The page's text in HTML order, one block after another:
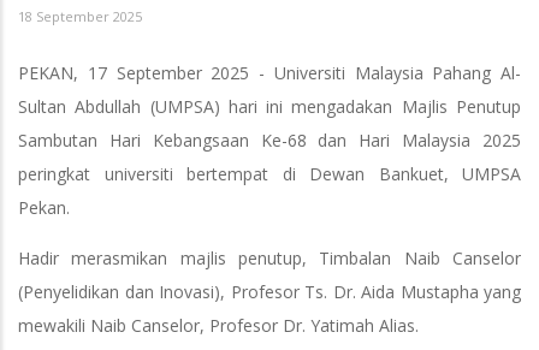
18 September 2025
PEKAN, 17 September 2025 - Universiti Malaysia Pahang Al-
Sultan Abdullah (UMPSA) hari ini mengadakan Majlis Penutup
Sambutan Hari Kebangsaan Ke-68 dan Hari Malaysia 2025
peringkat universiti bertempat di Dewan Bankuet, UMPSA
Pekan.
Hadir merasmikan majlis penutup, Timbalan Naib Canselor
(Penyelidikan dan Inovasi), Profesor Ts. Dr. Aida Mustapha yang
mewakili Naib Canselor, Profesor Dr. Yatimah Alias.